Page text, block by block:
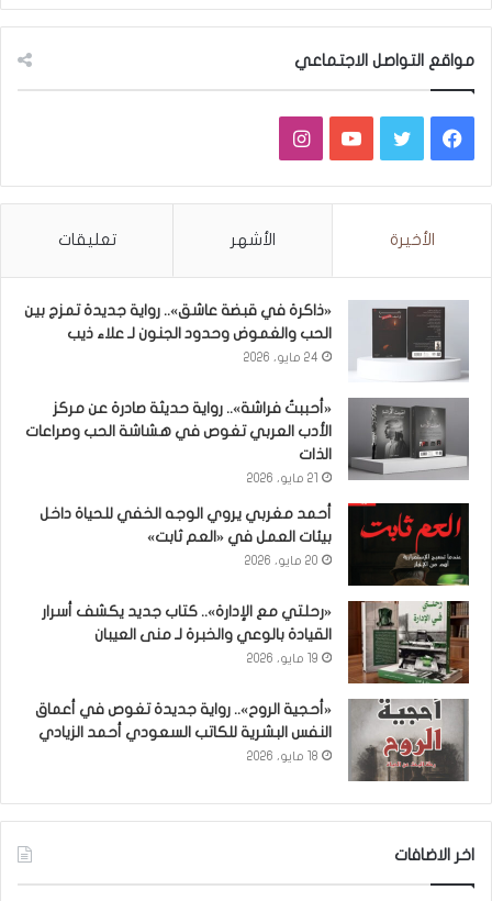
مواقع التواصل الاجتماعي
فيسبوكتويتر يوتيوبانستقرام
الأخيرة الأشهر تعليقات
«ذاكرة في قبضة عاشق».. رواية جديدة تمزج بين
الحب والغموض وحدود الجنون لـ علاء ذيب
24 مايو، 2026
«أحببتُ فراشة».. رواية حديثة صادرة عن مركز
الأدب العربي تغوص في هشاشة الحب وصراعات
الذات
21 مايو، 2026
أحمد مغربي يروي الوجه الخفي للحياة داخل
بيئات العمل في «العم ثابت»
20 مايو، 2026
«رحلتي مع الإدارة».. كتاب جديد يكشف أسرار
القيادة بالوعي والخبرة لـ منى العيبان
19 مايو، 2026
«أحجية الروح».. رواية جديدة تغوص في أعماق
النفس البشرية للكاتب السعودي أحمد الزيادي
18 مايو، 2026
اخر الاضافات